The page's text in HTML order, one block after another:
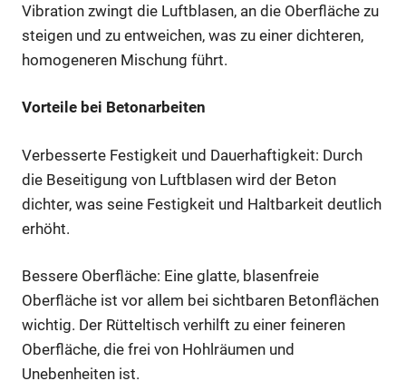
Vibration zwingt die Luftblasen, an die Oberfläche zu
steigen und zu entweichen, was zu einer dichteren,
homogeneren Mischung führt.
Vorteile bei Betonarbeiten
Verbesserte Festigkeit und Dauerhaftigkeit: Durch
die Beseitigung von Luftblasen wird der Beton
dichter, was seine Festigkeit und Haltbarkeit deutlich
erhöht.
Bessere Oberfläche: Eine glatte, blasenfreie
Oberfläche ist vor allem bei sichtbaren Betonflächen
wichtig. Der Rütteltisch verhilft zu einer feineren
Oberfläche, die frei von Hohlräumen und
Unebenheiten ist.